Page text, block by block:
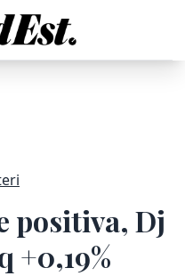
positiva, Dj
+0,19%